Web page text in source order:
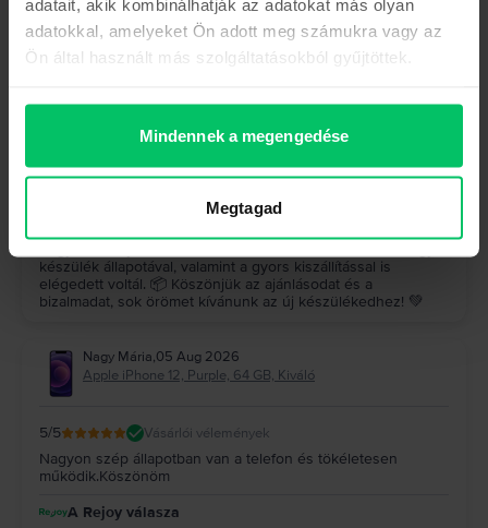
adatait, akik kombinálhatják az adatokat más olyan
adatokkal, amelyeket Ön adott meg számukra vagy az
Ön által használt más szolgáltatásokból gyűjtöttek.
Mindennek a megengedése
Megtagad
Hock József,05 Aug 2026
Samsung Galaxy S23 Ultra 5G Dual Sim, Graphite, 512 GB,
Kiváló
pontos, minden kifogástalanul működik, felülmúlta a
jár
készülék állapotával, valamint a gyors kiszállítással is
elégedett voltál. 📦 Köszönjük az ajánlásodat és a
bizalmadat, sok örömet kívánunk az új készülékedhez! 💚
Nagy Mária,05 Aug 2026
Apple iPhone 12, Purple, 64 GB, Kiváló
5/5 Vásárlói vélemények
Nagyon szép állapotban van a telefon és tökéletesen
működik.Köszönöm
A Rejoy válasza